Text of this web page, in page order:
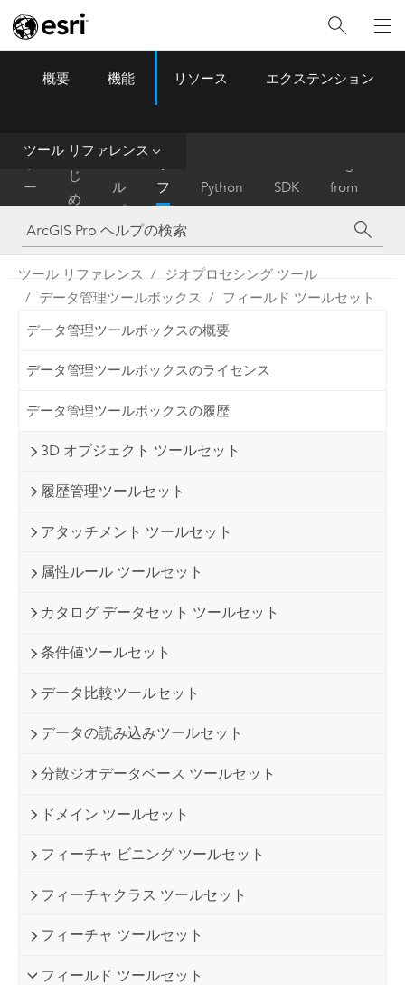
ArcGIS Pro Menu
概要 機能 リソース エクステンション
ツール リファレンス
ー
ム
は
じ
め
に
ル
プ
フ
ァ
レ
ン
ス
Python SDK
from
ArcMap
ツール リファレンス
ジオプロセシング ツール
データ管理ツールボックス
フィールド ツールセット
データ管理ツールボックスの概要
データ管理ツールボックスのライセンス
データ管理ツールボックスの履歴
3D オブジェクト ツールセット
履歴管理ツールセット
アタッチメント ツールセット
属性ルール ツールセット
カタログ データセット ツールセット
条件値ツールセット
データ比較ツールセット
データの読み込みツールセット
分散ジオデータベース ツールセット
ドメイン ツールセット
フィーチャ ビニング ツールセット
フィーチャクラス ツールセット
フィーチャ ツールセット
フィールド ツールセット